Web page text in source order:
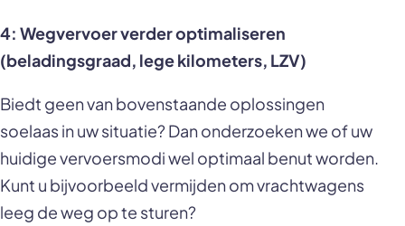
4: Wegvervoer verder optimaliseren
(beladingsgraad, lege kilometers, LZV)
Biedt geen van bovenstaande oplossingen
soelaas in uw situatie? Dan onderzoeken we of uw
huidige vervoersmodi wel optimaal benut worden.
Kunt u bijvoorbeeld vermijden om vrachtwagens
leeg de weg op te sturen?